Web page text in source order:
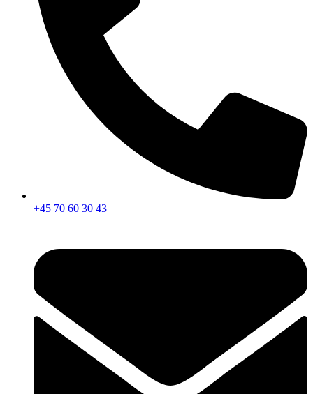
+45 70 60 30 43